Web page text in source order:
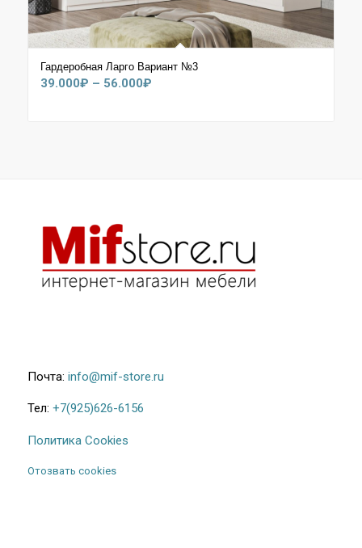
Гардеробная Ларго Вариант №3
39.000₽ – 56.000₽Диапазон
Почта: info@mif-store.ru
Тел: +7(925)626-6156
Политика Cookies
Отозвать cookies